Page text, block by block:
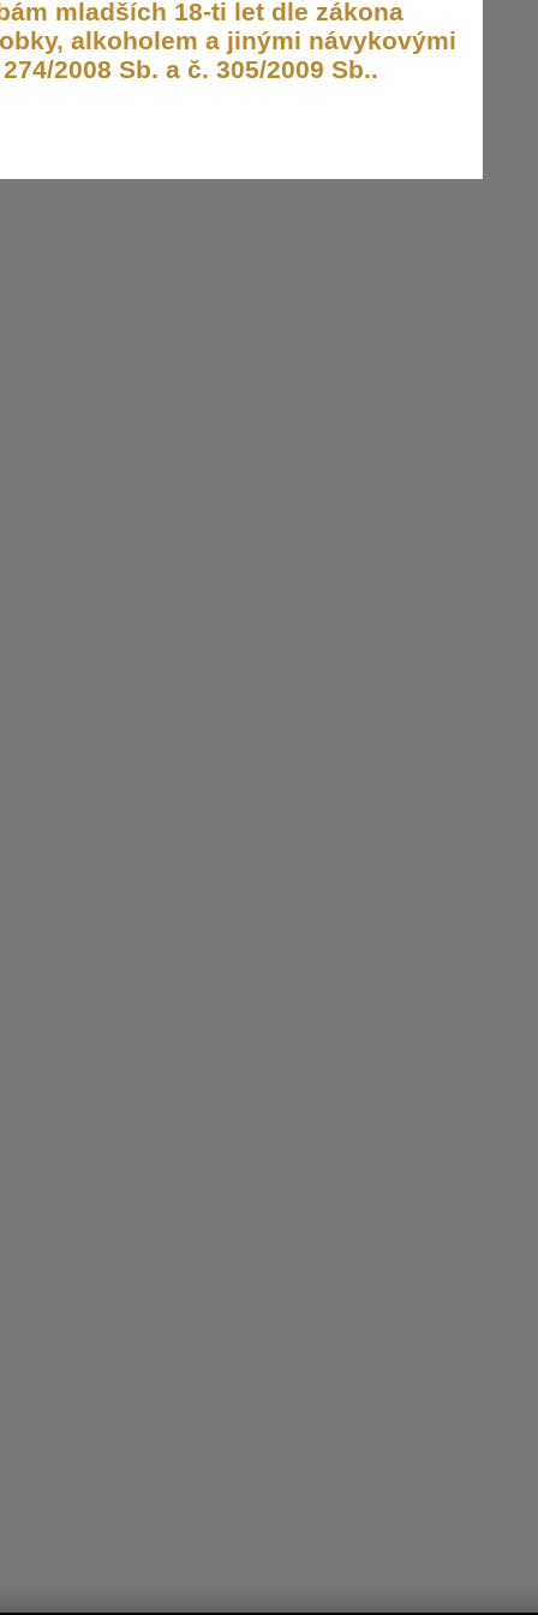
mladších 18-ti let dle zákona
alkoholem a jinými návykovými
2008 Sb. a č. 305/2009 Sb..